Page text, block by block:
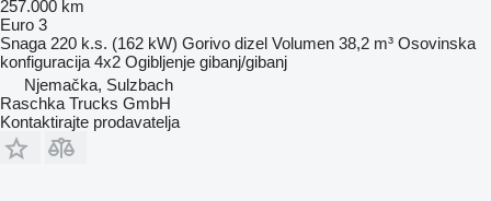
257.000 km
Euro 3
Snaga 220 k.s. (162 kW) Gorivo dizel Volumen 38,2 m³ Osovinska
konfiguracija 4x2 Ogibljenje gibanj/gibanj
Njemačka, Sulzbach
Raschka Trucks GmbH
Kontaktirajte prodavatelja